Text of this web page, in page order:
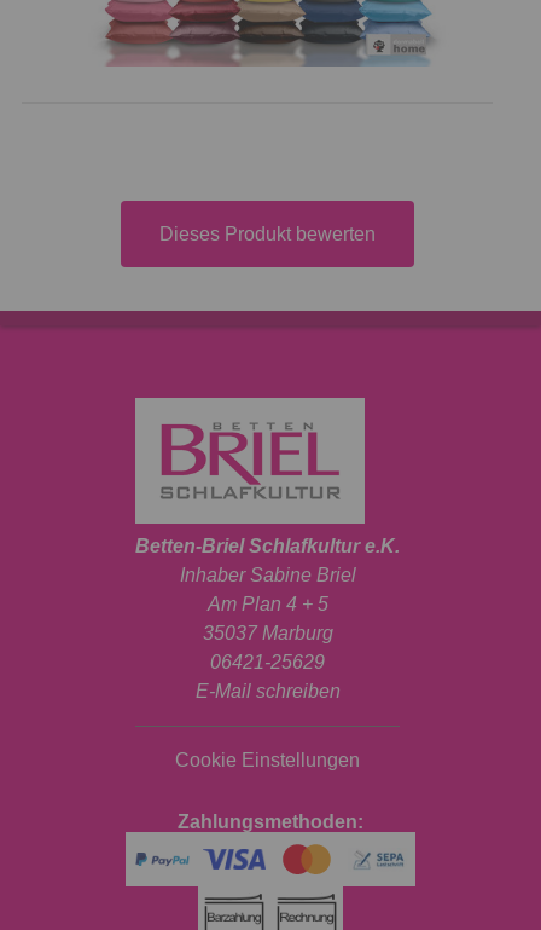
Dieses Produkt bewerten
Betten-Briel Schlafkultur e.K.
Inhaber Sabine Briel
Am Plan 4 + 5
35037 Marburg
06421-25629
E-Mail schreiben
Cookie Einstellungen
Zahlungsmethoden: